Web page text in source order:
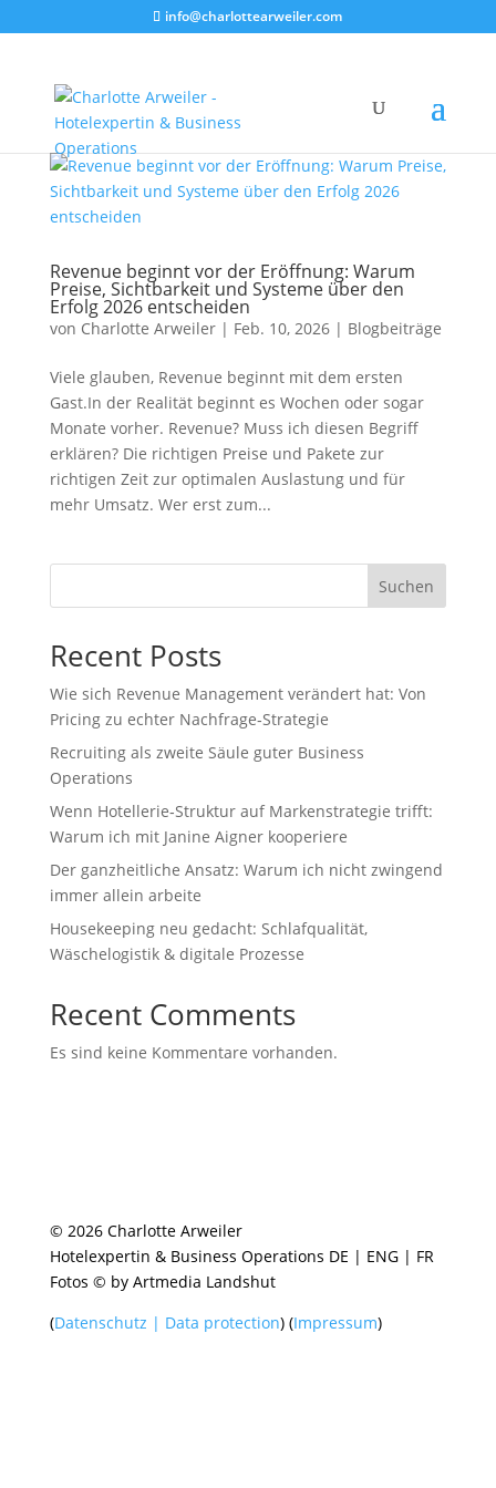
info@charlottearweiler.com
Revenue beginnt vor der Eröffnung: Warum
Preise, Sichtbarkeit und Systeme über den
Erfolg 2026 entscheiden
von Charlotte Arweiler| Feb. 10, 2026| Blogbeiträge
Viele glauben, Revenue beginnt mit dem ersten
Gast.In der Realität beginnt es Wochen oder sogar
Monate vorher. Revenue? Muss ich diesen Begriff
erklären? Die richtigen Preise und Pakete zur
richtigen Zeit zur optimalen Auslastung und für
mehr Umsatz. Wer erst zum...
Suchen
Recent Posts
Wie sich Revenue Management verändert hat: Von
Pricing zu echter Nachfrage‑Strategie
Recruiting als zweite Säule guter Business
Operations
Wenn Hotellerie‑Struktur auf Markenstrategie trifft:
Warum ich mit Janine Aigner kooperiere
Der ganzheitliche Ansatz: Warum ich nicht zwingend
immer allein arbeite
Housekeeping neu gedacht: Schlafqualität,
Wäschelogistik & digitale Prozesse
Recent Comments
Es sind keine Kommentare vorhanden.
© 2026 Charlotte Arweiler
Hotelexpertin & Business Operations DE | ENG | FR
Fotos © by Artmedia Landshut
(Datenschutz | Data protection) (Impressum)